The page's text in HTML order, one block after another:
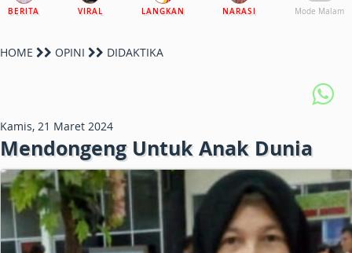
BERITA VIRAL LANGKAN NARASI Mode Malam
HOME OPINI DIDAKTIKA
Kamis, 21 Maret 2024
Mendongeng Untuk Anak Dunia